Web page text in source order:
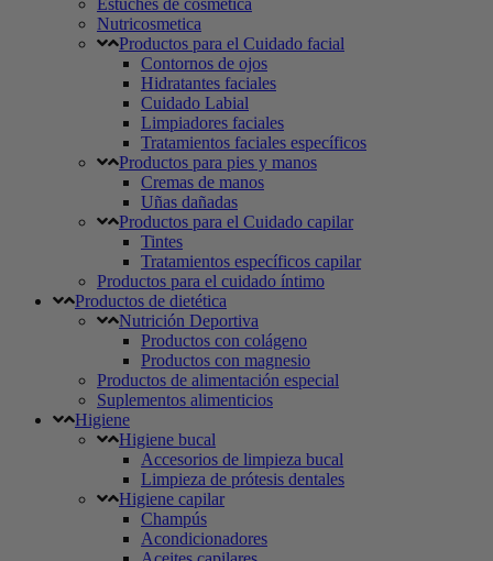
Estuches de cosmética
Nutricosmetica
Productos para el Cuidado facial
Contornos de ojos
Hidratantes faciales
Cuidado Labial
Limpiadores faciales
Tratamientos faciales específicos
Productos para pies y manos
Cremas de manos
Uñas dañadas
Productos para el Cuidado capilar
Tintes
Tratamientos específicos capilar
Productos para el cuidado íntimo
Productos de dietética
Nutrición Deportiva
Productos con colágeno
Productos con magnesio
Productos de alimentación especial
Suplementos alimenticios
Higiene
Higiene bucal
Accesorios de limpieza bucal
Limpieza de prótesis dentales
Higiene capilar
Champús
Acondicionadores